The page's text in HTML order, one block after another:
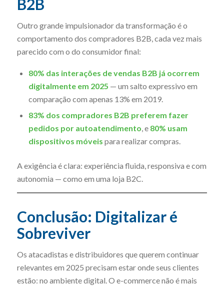
B2B
Outro grande impulsionador da transformação é o
comportamento dos compradores B2B, cada vez mais
parecido com o do consumidor final:
80% das interações de vendas B2B já ocorrem
digitalmente em 2025 — um salto expressivo em
comparação com apenas 13% em 2019.
83% dos compradores B2B preferem fazer
pedidos por autoatendimento, e 80% usam
dispositivos móveis para realizar compras.
A exigência é clara: experiência fluida, responsiva e com
autonomia — como em uma loja B2C.
Conclusão: Digitalizar é
Sobreviver
Os atacadistas e distribuidores que querem continuar
relevantes em 2025 precisam estar onde seus clientes
estão: no ambiente digital. O e-commerce não é mais